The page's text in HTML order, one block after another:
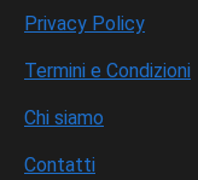
Privacy Policy
Termini e Condizioni
Chi siamo
Contatti